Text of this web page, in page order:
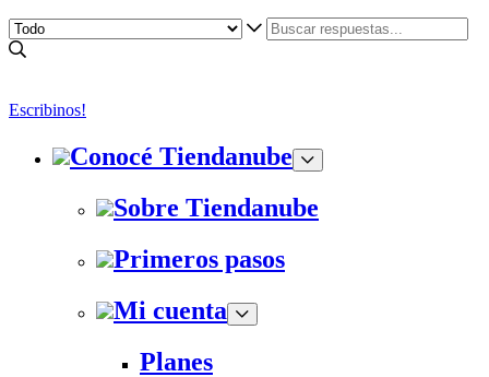
Escribinos!
Conocé Tiendanube
Sobre Tiendanube
Primeros pasos
Mi cuenta
Planes